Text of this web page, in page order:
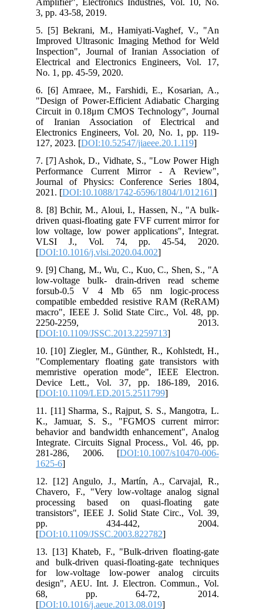
3, pp. 43-58, 2019.
5. [5] Bekrani, M., Hamiyati-Vaghef, V., "An
Improved Ultrasonic Imaging Method for Weld
Inspection", Journal of Iranian Association of
Electrical and Electronics Engineers, Vol. 17,
No. 1, pp. 45-59, 2020.
6. [6] Amraee, M., Farshidi, E., Kosarian, A.,
"Design of Power-Efficient Adiabatic Charging
Circuit in 0.18μm CMOS Technology", Journal
of Iranian Association of Electrical and
Electronics Engineers, Vol. 20, No. 1, pp. 119-
127, 2023. [DOI:10.52547/jiaeee.20.1.119
7. [7] Ashok, D., Vidhate, S., "Low Power High
Performance Current Mirror - A Review",
Journal of Physics: Conference Series 1804,
2021. [DOI:10.1088/1742-6596/1804/1/012161
8. [8] Bchir, M., Aloui, I., Hassen, N., "A bulk-
driven quasi-floating gate FVF current mirror for
low voltage, low power applications", Integrat.
VLSI J., Vol. 74, pp. 45-54, 2020.
[DOI:10.1016/j.vlsi.2020.04.002
9. [9] Chang, M., Wu, C., Kuo, C., Shen, S., "A
low-voltage bulk- drain-driven read scheme
forsub-0.5 V 4 Mb 65 nm logic-process
compatible embedded resistive RAM (ReRAM)
macro", IEEE J. Solid State Circ., Vol. 48, pp.
2250-2259, 2013.
[DOI:10.1109/JSSC.2013.2259713
10. [10] Ziegler, M., Günther, R., Kohlstedt, H.,
"Complementary floating gate transistors with
memristive operation mode", IEEE Electron.
Device Lett., Vol. 37, pp. 186-189, 2016.
[DOI:10.1109/LED.2015.2511799
11. [11] Sharma, S., Rajput, S. S., Mangotra, L.
K., Jamuar, S. S., "FGMOS current mirror:
behavior and bandwidth enhancement", Analog
Integrate. Circuits Signal Process., Vol. 46, pp.
281-286, 2006. [DOI:10.1007/s10470-006-
1625-6
12. [12] Angulo, J., Martín, A., Carvajal, R.,
Chavero, F., "Very low-voltage analog signal
processing based on quasi-floating gate
transistors", IEEE J. Solid State Circ., Vol. 39,
pp. 434-442, 2004.
[DOI:10.1109/JSSC.2003.822782
13. [13] Khateb, F., "Bulk-driven floating-gate
and bulk-driven quasi-floating-gate techniques
for low-voltage low-power analog circuits
design", AEU. Int. J. Electron. Commun., Vol.
68, pp. 64-72, 2014.
[DOI:10.1016/j.aeue.2013.08.019